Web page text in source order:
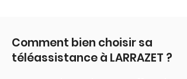
Comment bien choisir sa
téléassistance à LARRAZET ?